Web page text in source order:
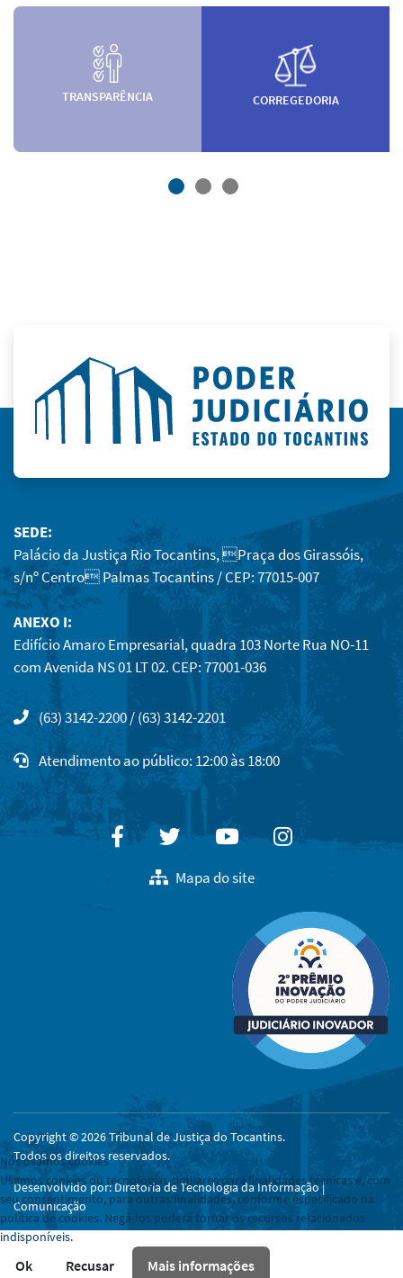
TRANSPARÊNCIA CORREGEDORIA
SEDE:
Palácio da Justiça Rio Tocantins, Praça dos Girassóis,
s/nº Centro Palmas Tocantins / CEP: 77015-007
ANEXO I:
Edifício Amaro Empresarial, quadra 103 Norte Rua NO-11
com Avenida NS 01 LT 02. CEP: 77001-036
(63) 3142-2200 / (63) 3142-2201
Atendimento ao público: 12:00 às 18:00
FacebookTwitterYoutubeInstagram
Mapa do site
Copyright © 2026 Tribunal de Justiça do Tocantins.
Todos os direitos reservados.
Desenvolvido por: Diretoria de Tecnologia da Informação |
Comunicação
Nós usamos cookies
Usamos cookies ou tecnologias similares para finalidades técnicas e, com
seu consentimento, para outras finalidades, conforme especificado na
política de cookies. Negá-los poderá tornar os recursos relacionados
indisponíveis.
Ok Recusar Mais informações